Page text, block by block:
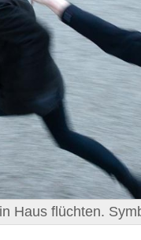
Haus flüchten.